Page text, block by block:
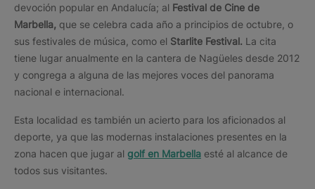
devoción popular en Andalucía; al Festival de Cine de
Marbella, que se celebra cada año a principios de octubre, o
sus festivales de música, como el Starlite Festival. La cita
tiene lugar anualmente en la cantera de Nagüeles desde 2012
y congrega a alguna de las mejores voces del panorama
nacional e internacional.
Esta localidad es también un acierto para los aficionados al
deporte, ya que las modernas instalaciones presentes en la
zona hacen que jugar al golf en Marbella esté al alcance de
todos sus visitantes.